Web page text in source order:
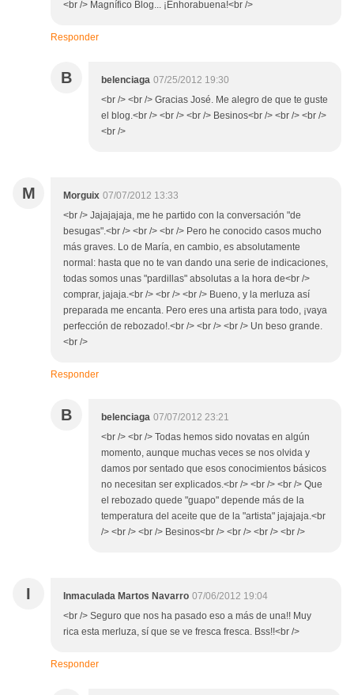
<br /> Magnífico Blog... ¡Enhorabuena!<br />
Responder
B belenciaga 07/25/2012 19:30
<br /> <br /> Gracias José. Me alegro de que te guste
el blog.<br /> <br /> <br /> Besinos<br /> <br /> <br />
<br />
M Morguix 07/07/2012 13:33
<br /> Jajajajaja, me he partido con la conversación "de
besugas".<br /> <br /> <br /> Pero he conocido casos mucho
más graves. Lo de María, en cambio, es absolutamente
normal: hasta que no te van dando una serie de indicaciones,
todas somos unas "pardillas" absolutas a la hora de<br />
comprar, jajaja.<br /> <br /> <br /> Bueno, y la merluza así
preparada me encanta. Pero eres una artista para todo, ¡vaya
perfección de rebozado!.<br /> <br /> <br /> Un beso grande.
<br />
Responder
B belenciaga 07/07/2012 23:21
<br /> <br /> Todas hemos sido novatas en algún
momento, aunque muchas veces se nos olvida y
damos por sentado que esos conocimientos básicos
no necesitan ser explicados.<br /> <br /> <br /> Que
el rebozado quede "guapo" depende más de la
temperatura del aceite que de la "artista" jajajaja.<br
/> <br /> <br /> Besinos<br /> <br /> <br /> <br />
I Inmaculada Martos Navarro 07/06/2012 19:04
<br /> Seguro que nos ha pasado eso a más de una!! Muy
rica esta merluza, sí que se ve fresca fresca. Bss!!<br />
Responder